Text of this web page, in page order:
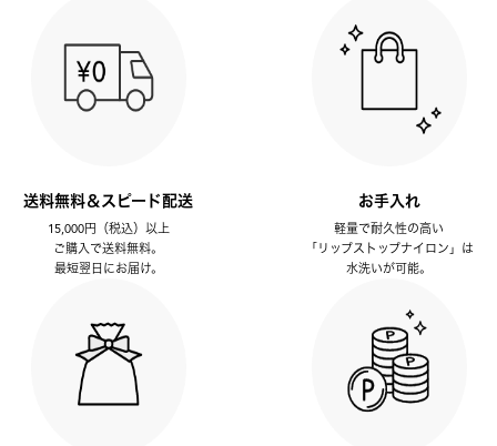
送料無料＆スピード配送
15,000円（税込）以上
ご購入で送料無料。
最短翌日にお届け。
お手入れ
軽量で耐久性の高い
「リップストップナイロン」は
水洗いが可能。